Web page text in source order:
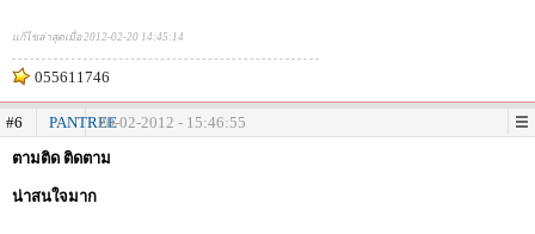
แก้ไขล่าสุดเมื่อ 2012-02-20 14:45:14
055611746
#6 PANTREE20-02-2012 - 15:46:55
ตามติด ติดตาม
น่าสนใจมาก